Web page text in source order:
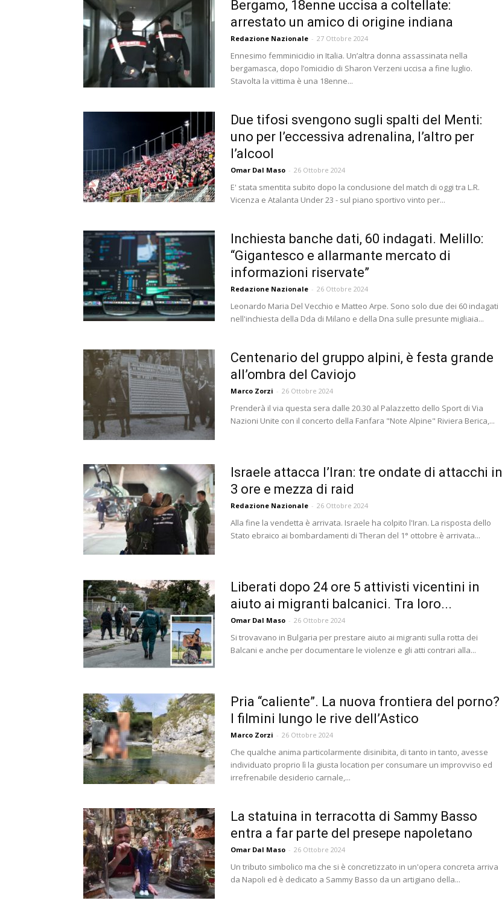
Bergamo, 18enne uccisa a coltellate:
arrestato un amico di origine indiana
Redazione Nazionale - 27 Ottobre 2024
Ennesimo femminicidio in Italia. Un’altra donna assassinata nella
bergamasca, dopo l’omicidio di Sharon Verzeni uccisa a fine luglio.
Stavolta la vittima è una 18enne...
Due tifosi svengono sugli spalti del Menti:
uno per l’eccessiva adrenalina, l’altro per
l’alcool
Omar Dal Maso - 26 Ottobre 2024
E' stata smentita subito dopo la conclusione del match di oggi tra L.R.
Vicenza e Atalanta Under 23 - sul piano sportivo vinto per...
Inchiesta banche dati, 60 indagati. Melillo:
“Gigantesco e allarmante mercato di
informazioni riservate”
Redazione Nazionale - 26 Ottobre 2024
Leonardo Maria Del Vecchio e Matteo Arpe. Sono solo due dei 60 indagati
nell'inchiesta della Dda di Milano e della Dna sulle presunte migliaia...
Centenario del gruppo alpini, è festa grande
all’ombra del Caviojo
Marco Zorzi - 26 Ottobre 2024
Prenderà il via questa sera dalle 20.30 al Palazzetto dello Sport di Via
Nazioni Unite con il concerto della Fanfara "Note Alpine" Riviera Berica,...
Israele attacca l’Iran: tre ondate di attacchi in
3 ore e mezza di raid
Redazione Nazionale - 26 Ottobre 2024
Alla fine la vendetta è arrivata. Israele ha colpito l'Iran. La risposta dello
Stato ebraico ai bombardamenti di Theran del 1° ottobre è arrivata...
Liberati dopo 24 ore 5 attivisti vicentini in
aiuto ai migranti balcanici. Tra loro...
Omar Dal Maso - 26 Ottobre 2024
Si trovavano in Bulgaria per prestare aiuto ai migranti sulla rotta dei
Balcani e anche per documentare le violenze e gli atti contrari alla...
Pria “caliente”. La nuova frontiera del porno?
I filmini lungo le rive dell’Astico
Marco Zorzi - 26 Ottobre 2024
Che qualche anima particolarmente disinibita, di tanto in tanto, avesse
individuato proprio lì la giusta location per consumare un improvviso ed
irrefrenabile desiderio carnale,...
La statuina in terracotta di Sammy Basso
entra a far parte del presepe napoletano
Omar Dal Maso - 26 Ottobre 2024
Un tributo simbolico ma che si è concretizzato in un'opera concreta arriva
da Napoli ed è dedicato a Sammy Basso da un artigiano della...